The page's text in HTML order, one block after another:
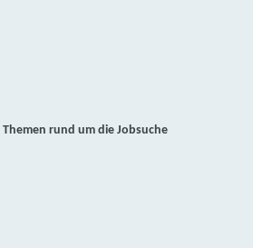
rund um die Jobsuche